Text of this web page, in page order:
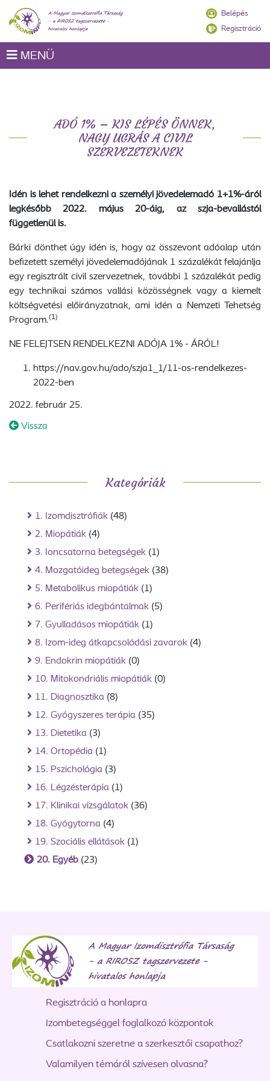
Belépés
Regisztráció
MENÜ
Kategóriák
1. Izomdisztrófiák (48)
2. Miopátiák (4)
3. Ioncsatorna betegségek (1)
4. Mozgatóideg betegségek (38)
5. Metabolikus miopátiák (1)
6. Perifériás idegbántalmak (5)
7. Gyulladásos miopátiák (1)
8. Izom-ideg átkapcsolódási zavarok (4)
9. Endokrin miopátiák (0)
10. Mitokondriális miopátiák (0)
11. Diagnosztika (8)
12. Gyógyszeres terápia (35)
13. Dietetika (3)
14. Ortopédia (1)
15. Pszichológia (3)
16. Légzésterápia (1)
17. Klinikai vizsgálatok (36)
18. Gyógytorna (4)
19. Szociális ellátások (1)
20. Egyéb (23)
ADÓ 1% – KIS LÉPÉS ÖNNEK,
NAGY UGRÁS A CIVIL
SZERVEZETEKNEK
Idén is lehet rendelkezni a személyi jövedelemadó 1+1%-áról
legkésőbb 2022. május 20-áig, az szja-bevallástól
függetlenül is.
Bárki dönthet úgy idén is, hogy az összevont adóalap után
befizetett személyi jövedelemadójának 1 százalékát felajánlja
egy regisztrált civil szervezetnek, további 1 százalékát pedig
egy technikai számos vallási közösségnek vagy a kiemelt
költségvetési előirányzatnak, ami idén a Nemzeti Tehetség
Program.(1)
NE FELEJTSEN RENDELKEZNI ADÓJA 1% - ÁRÓL!
https://nav.gov.hu/ado/szja1_1/11-os-rendelkezes-
2022-ben
2022. február 25.
Vissza
Regisztráció a honlapra
Izombetegséggel foglalkozó központok
Csatlakozni szeretne a szerkesztői csapathoz?
Valamilyen témáról szívesen olvasna?